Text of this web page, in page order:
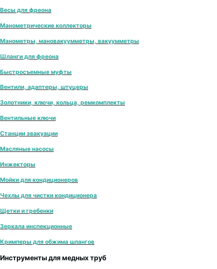
Весы для фреона
Манометрические коллекторы
Манометры, мановакуумметры, вакуумметры
Шланги для фреона
Быстросъемные муфты
Вентили, адаптеры, штуцеры
Золотники, ключи, кольца, ремкомплекты
Вентильные ключи
Станции эвакуации
Масляные насосы
Инжекторы
Мойки для кондиционеров
Чехлы для чистки кондиционера
Щетки и гребенки
Зеркала инспекционные
Кримперы для обжима шлангов
Инструменты для медных труб